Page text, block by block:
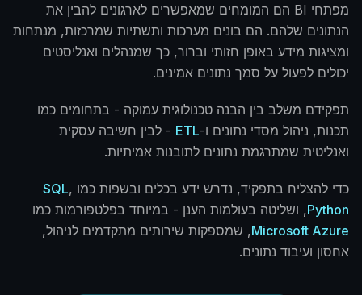
מפתחי BI הם המומחים שמאפשרים לארגונים להבין את
הנתונים שלהם. הם בונים מערכות ותשתיות שמרכזות, מנתחות
ומציגות מידע באופן חזותי וברור, כך שמנהלים ואנליסטים
יכולים לפעול על סמך נתונים אמינים.
תפקידם משלב בין הבנה טכנולוגית עמוקה - בתחומים כמו
תכנות, ניהול מסדי נתונים ו-ETL - לבין חשיבה עסקית
ואנליטית שמתרגמת נתונים לתובנות אמיתיות.
כדי להצליח בתפקיד, נדרש ידע בכלים ובשפות כמו SQL,
Python, ושליטה בעולמות הענן - במיוחד בפלטפורמות כמו
Microsoft Azure, שמספקות שירותים מתקדמים לניהול,
אחסון ועיבוד נתונים.